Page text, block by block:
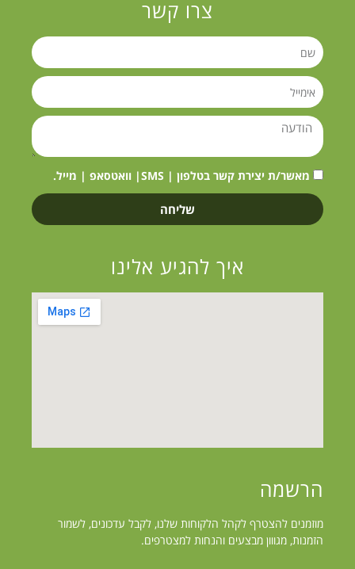
צרו קשר
מאשר/ת יצירת קשר בטלפון | SMS| וואטסאפ | מייל.
שליחה
איך להגיע אלינו
הרשמה
מוזמנים להצטרף לקהל הלקוחות שלנו, לקבל עדכונים, לשמור
הזמנות, מגווון מבצעים והנחות למצטרפים.